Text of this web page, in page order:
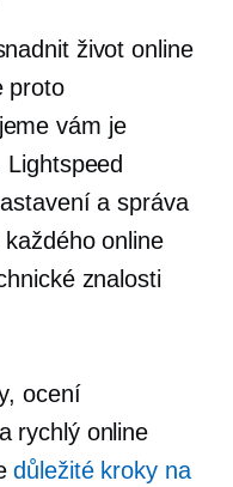
život online
proto
vám je
a správa
online
znalosti
ocení
rychlý online
důležité kroky na